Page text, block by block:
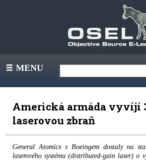
III MENU
Americká armáda vyvíjí
laserovou zbraň
General Atomics s Boeingem dostaly na
laserového systému (distributed-gain laser) o